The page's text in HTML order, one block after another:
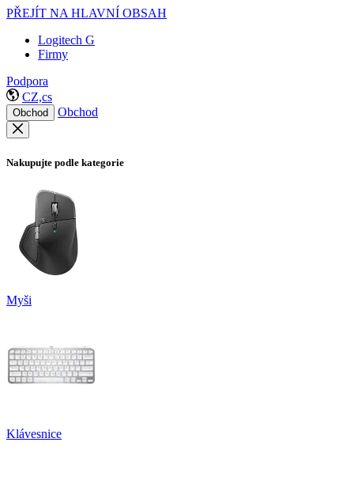
PŘEJÍT NA HLAVNÍ OBSAH
Logitech G
Firmy
Podpora
CZ,cs
Obchod Obchod
Nakupujte podle kategorie
Myši
Klávesnice